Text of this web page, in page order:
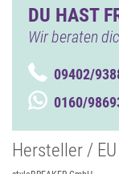
DU HAST
Wir beraten
09402/
0160/
Hersteller /